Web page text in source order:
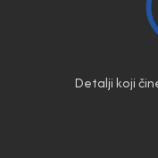
Detalji koji